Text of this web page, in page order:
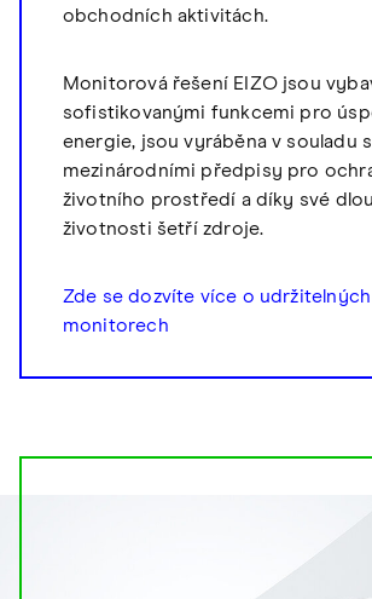
obchodních aktivitách.
Monitorová řešení EIZO jsou
sofistikovanými funkcemi pro
energie, jsou vyráběna v souladu s
mezinárodními předpisy pro
životního prostředí a díky své
životnosti šetří zdroje.
Zde se dozvíte více o udržitelných
monitorech